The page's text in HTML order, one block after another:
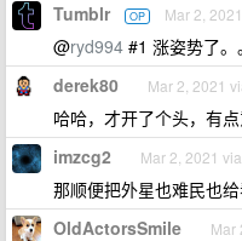
Tumblr OP Mar 2, 2021
@ryd994 #1 涨姿势了
derek80 Mar 2, 2021
哈哈，才开了个头，有点
imzcg2 Mar 2, 2021
那顺便把外星也难民也给
OldActorsSmile Mar